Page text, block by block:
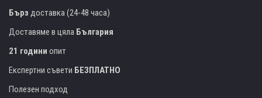
Бърз доставка (24-48 часа)
Доставяме в цяла България
21 години опит
Експертни съвети БЕЗПЛАТНО
Полезен подход